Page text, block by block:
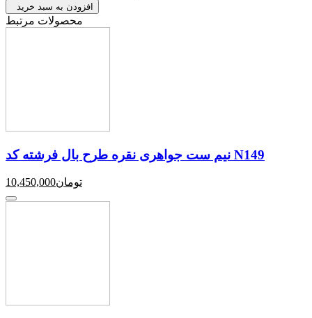
افزودن به سبد خرید
محصولات مرتبط
نیم ست جواهری نقره طرح بال فرشته کد N149
10,450,000تومان